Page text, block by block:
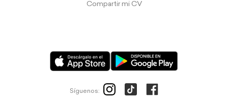
Compartir mi CV
Síguenos: